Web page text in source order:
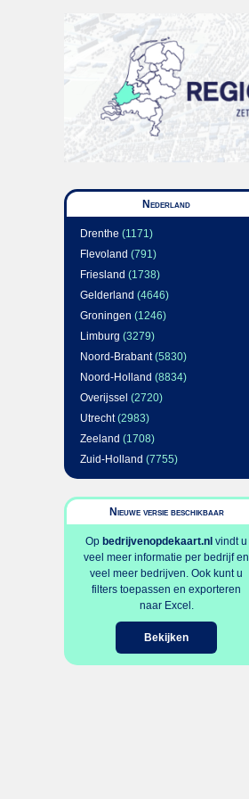
Nederland
Drenthe (1171)
Flevoland (791)
Friesland (1738)
Gelderland (4646)
Groningen (1246)
Limburg (3279)
Noord-Brabant(5830)
Noord-Holland (8834)
Overijssel (2720)
Utrecht(2983)
Zeeland (1708)
Zuid-Holland (7755)
Nieuwe versie beschikbaar
Op bedrijvenopdekaart.nl vindt u
veel meer informatie per bedrijf en
veel meer bedrijven. Ook kunt u
filters toepassen en exporteren
naar Excel.
Bekijken